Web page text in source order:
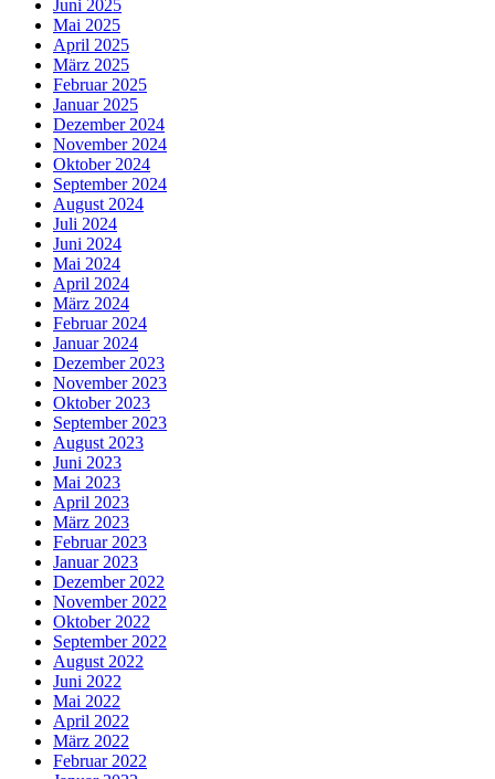
Juni 2025
Mai 2025
April 2025
März 2025
Februar 2025
Januar 2025
Dezember 2024
November 2024
Oktober 2024
September 2024
August 2024
Juli 2024
Juni 2024
Mai 2024
April 2024
März 2024
Februar 2024
Januar 2024
Dezember 2023
November 2023
Oktober 2023
September 2023
August 2023
Juni 2023
Mai 2023
April 2023
März 2023
Februar 2023
Januar 2023
Dezember 2022
November 2022
Oktober 2022
September 2022
August 2022
Juni 2022
Mai 2022
April 2022
März 2022
Februar 2022